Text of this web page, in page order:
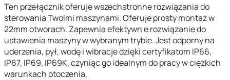
Ten przełącznik oferuje wszechstronne rozwiązania do
sterowania Twoimi maszynami. Oferuje prosty montaż w
22mm otworach. Zapewnia efektywn e rozwiązanie do
ustawienia maszyny w wybranym trybie. Jest odporny na
uderzenia, pył, wodę i wibracje dzięki certyfikatom IP66,
IP67, IP69, IP69K, czyniąc go idealnym do pracy w ciężkich
warunkach otoczenia.